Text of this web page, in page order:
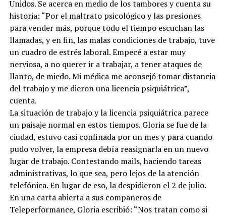
Unidos. Se acerca en medio de los tambores y cuenta su
historia: “Por el maltrato psicológico y las presiones
para vender más, porque todo el tiempo escuchan las
llamadas, y en fin, las malas condiciones de trabajo, tuve
un cuadro de estrés laboral. Empecé a estar muy
nerviosa, a no querer ir a trabajar, a tener ataques de
llanto, de miedo. Mi médica me aconsejó tomar distancia
del trabajo y me dieron una licencia psiquiátrica”,
cuenta.
La situación de trabajo y la licencia psiquiátrica parece
un paisaje normal en estos tiempos. Gloria se fue de la
ciudad, estuvo casi confinada por un mes y para cuando
pudo volver, la empresa debía reasignarla en un nuevo
lugar de trabajo. Contestando mails, haciendo tareas
administrativas, lo que sea, pero lejos de la atención
telefónica. En lugar de eso, la despidieron el 2 de julio.
En una carta abierta a sus compañeros de
Teleperformance, Gloria escribió: “Nos tratan como si